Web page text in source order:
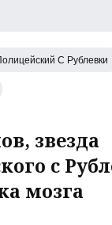
С Рублевки
звезда
с
мозга